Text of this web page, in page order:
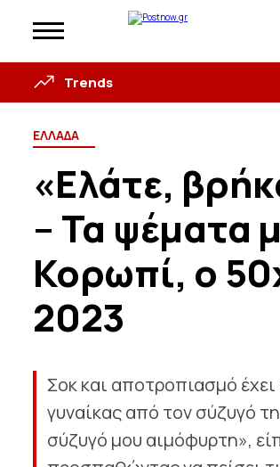
Trends
ΕΛΛΑΔΑ
«Ελάτε,
– Τα ψέματα
Κορωπί, ο
2023
Σοκ και αποτροπιασμό
γυναίκας από τον σύζυγό
σύζυγό μου αιμόφυρτη»,